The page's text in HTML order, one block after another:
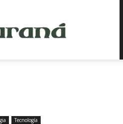
Tecnología